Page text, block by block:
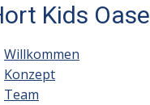
Kids Oase
Willkommen
Konzept
Team